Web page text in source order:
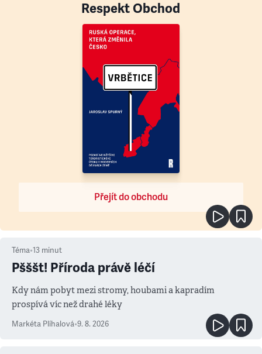
Respekt Obchod
Přejít do obchodu
Téma•13 minut
Pšššt! Příroda právě léčí
Kdy nám pobyt mezi stromy, houbami a kapradím
prospívá víc než drahé léky
Markéta Plíhalová•9. 8. 2026